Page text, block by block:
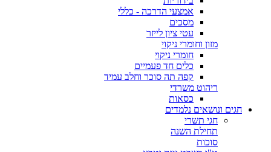
אמצעי הדרכה - כללי
מסכים
עטי ציון לייזר
מזון וחומרי ניקוי
חומרי ניקוי
כלים חד פעמיים
קפה תה סוכר וחלב עמיד
ריהוט משרדי
כסאות
חגים ונושאים נלמדים
חגי תשרי
תחילת השנה
סוכות